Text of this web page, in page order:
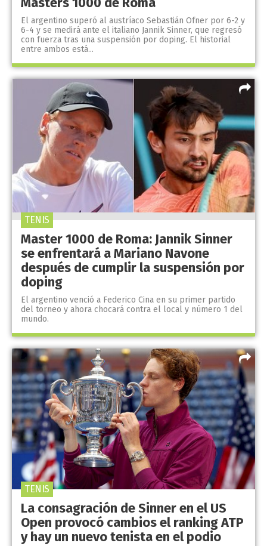
El argentino superó al austríaco Sebastián Ofner por 6-2 y
6-4 y se medirá ante el italiano Jannik Sinner, que regresó
con fuerza tras una suspensión por doping. El historial
entre ambos está...
Master 1000 de Roma: Jannik Sinner
se enfrentará a Mariano Navone
después de cumplir la suspensión por
doping
El argentino venció a Federico Cina en su primer partido
del torneo y ahora chocará contra el local y número 1 del
mundo.
TENIS
La consagración de Sinner en el US
Open provocó cambios el ranking ATP
y hay un nuevo tenista en el podio
TENIS